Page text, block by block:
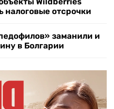
налоговые отсрочки
заманили и
в Болгарии